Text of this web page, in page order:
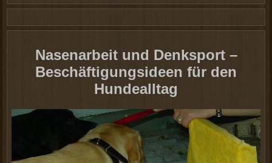
Nasenarbeit und Denksport –
Beschäftigungsideen für den
Hundealltag